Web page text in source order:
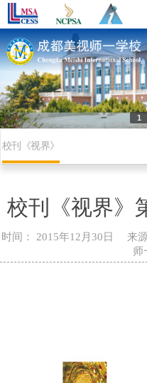
1
校刊《视界》
校刊《视界》
时间：2015年12月30日 来
师